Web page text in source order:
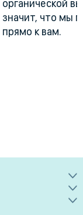
органической
значит, что мы
прямо к вам.